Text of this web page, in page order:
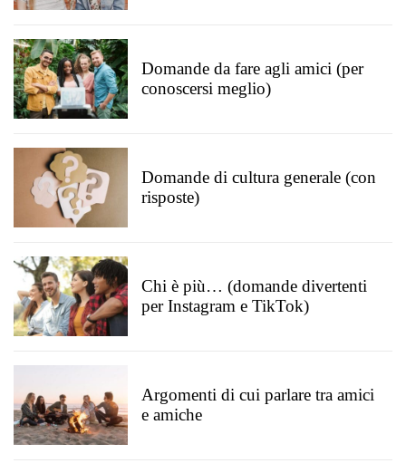
Domande da fare agli amici (per
conoscersi meglio)
Domande di cultura generale (con
risposte)
Chi è più… (domande divertenti
per Instagram e TikTok)
Argomenti di cui parlare tra amici
e amiche